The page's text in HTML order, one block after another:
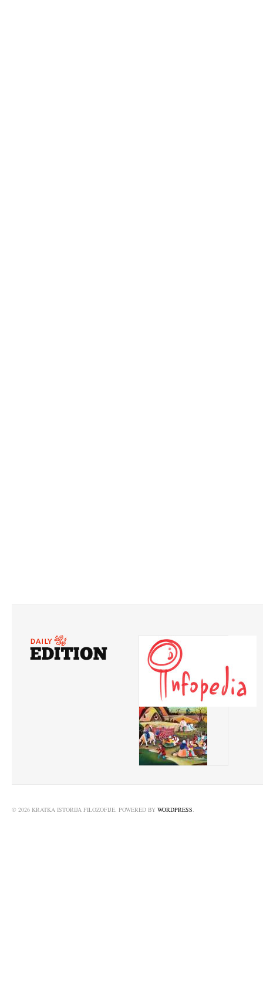
© 2026 KRATKA ISTORIJA FILOZOFIJE. POWERED BY WORDPRESS.